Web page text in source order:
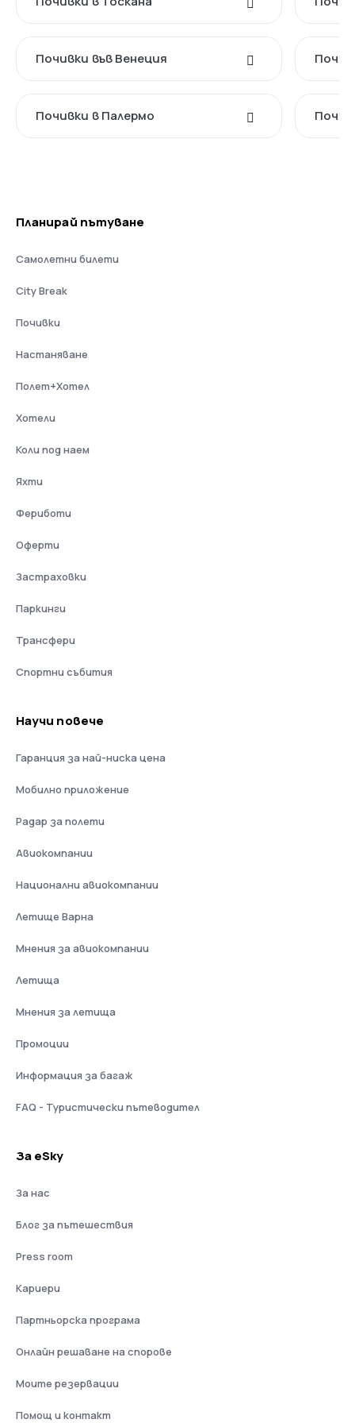
Почивки във Венеция
Почивки в Палермо
Планирай пътуване
Самолетни билети
City Break
Почивки
Настаняване
Полет+Хотел
Хотели
Коли под наем
Яхти
Фериботи
Оферти
Застраховки
Паркинги
Трансфери
Спортни събития
Научи повече
Гаранция за най-ниска цена
Мобилно приложение
Радар за полети
Авиокомпании
Национални авиокомпании
Летище Варна
Мнения за авиокомпании
Летища
Мнения за летища
Промоции
Информация за багаж
FAQ - Туристически пътеводител
За eSky
За нас
Блог за пътешествия
Press room
Кариери
Партньорска програма
Онлайн решаване на спорове
Моите резервации
Помощ и контакт